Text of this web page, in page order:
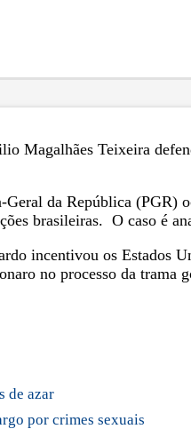
Magalhães Teixeira
Geral da República
brasileiras. O caso é
incentivou os Estados
no processo da
de azar
por crimes sexuais